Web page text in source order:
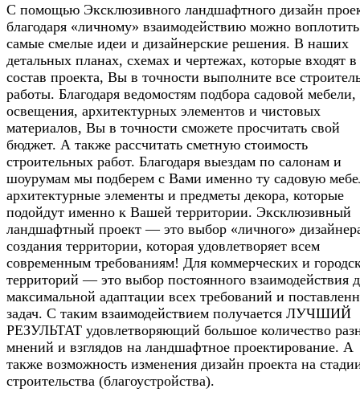
С помощью Эксклюзивного ландшафтного дизайн
благодаря «личному» взаимодействию можно
самые смелые идеи и дизайнерские решения. В наших
детальных планах, схемах и чертежах, которые входят в
состав проекта, Вы в точности выполните все
работы. Благодаря ведомостям подбора садовой мебели,
освещения, архитектурных элементов и чистовых
материалов, Вы в точности сможете просчитать свой
бюджет. А также рассчитать сметную стоимость
строительных работ. Благодаря выездам по салонам и
шоурумам мы подберем с Вами именно ту садовую
архитектурные элементы и предметы декора, которые
подойдут именно к Вашей территории. Эксклюзивный
ландшафтный проект — это выбор «личного»
создания территории, которая удовлетворяет всем
современным требованиям! Для коммерческих и
территорий — это выбор постоянного взаимодействия
максимальной адаптации всех требований и
задач. С таким взаимодействием получается ЛУЧШИЙ
РЕЗУЛЬТАТ удовлетворяющий большое количество
мнений и взглядов на ландшафтное проектирование. А
также возможность изменения дизайн проекта на
строительства (благоустройства).